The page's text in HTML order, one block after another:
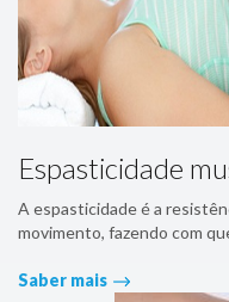
Espasticidade
A espasticidade é a
movimento, fazendo com
Saber mais